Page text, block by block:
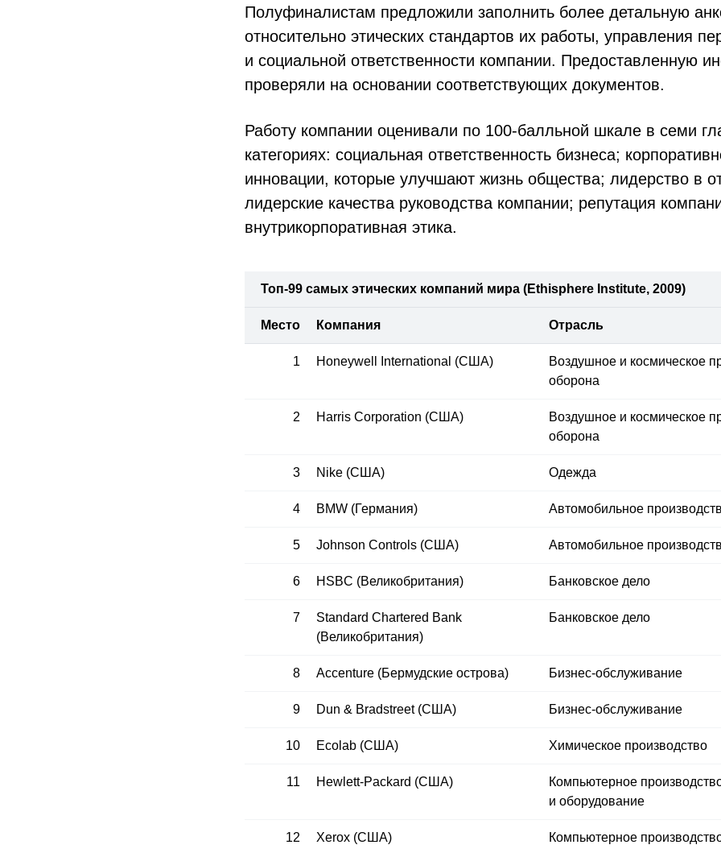
Полуфиналистам предложили заполнить более детальную
относительно этических стандартов их работы, управления
и социальной ответственности компании. Предоставленную
проверяли на основании соответствующих документов.
Работу компании оценивали по 100-балльной шкале в семи
категориях: социальная ответственность бизнеса;
инновации, которые улучшают жизнь общества; лидерство в
лидерские качества руководства компании; репутация
внутрикорпоративная этика.
Топ-99 самых этических компаний мира (Ethisphere Institute, 2009)
Место Компания Отрасль
1 Honeywell International (США)
Воздушное и космическое
оборона
2 Harris Corporation (США)
Воздушное и космическое
оборона
3 Nike (США) Одежда
4 BMW (Германия) Автомобильное
5 Johnson Controls (США) Автомобильное
6 HSBC (Великобритания) Банковское дело
7
Standard Chartered Bank
(Великобритания)
Банковское дело
8 Accenture (Бермудские острова) Бизнес-обслуживание
9 Dun & Bradstreet (США) Бизнес-обслуживание
10 Ecolab (США) Химическое производство
11 Hewlett-Packard (США)
Компьютерное
и оборудование
12 Xerox (США)
Компьютерное